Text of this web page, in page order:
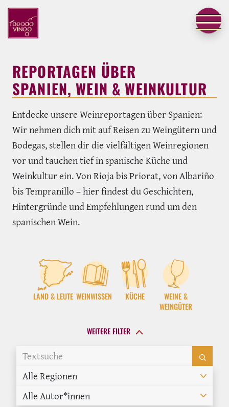
REPORTAGEN ÜBER
SPANIEN, WEIN & WEINKULTUR
Entdecke unsere Weinreportagen über Spanien:
Wir nehmen dich mit auf Reisen zu Weingütern und
Bodegas, stellen dir die vielfältigen Weinregionen
vor und tauchen tief in spanische Küche und
Weinkultur ein. Von Rioja bis Priorat, von Albariño
bis Tempranillo – hier findest du Geschichten,
Hintergründe und Empfehlungen rund um den
spanischen Wein.
LAND & LEUTE WEINWISSEN KÜCHE
WEINE &
WEINGÜTER
WEITERE FILTER
Alle Regionen
Alle Autor*innen